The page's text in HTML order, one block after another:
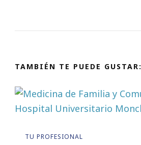
TAMBIÉN TE PUEDE GUSTAR:
TU PROFESIONAL